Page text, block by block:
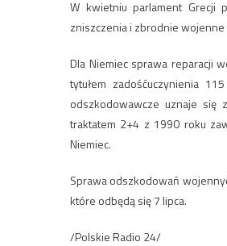
W kwietniu parlament Grecji
zniszczenia i zbrodnie
Dla Niemiec sprawa reparacji
tytułem zadośćuczynienia
odszkodowawcze uznaje się
traktatem 2+4 z 1990 roku
Niemiec.
Sprawa odszkodowań
które odbędą się 7 lipca.
/Polskie Radio 24/